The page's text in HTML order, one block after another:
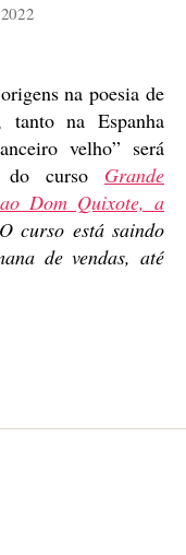
na poesia de
tanto na Espanha
velho” será
do curso Grande
Dom Quixote, a
curso está saindo
de vendas, até